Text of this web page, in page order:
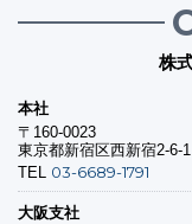
株
本社
〒160-0023
東京都新宿区西新宿2-6-
TEL 03-6689-1791
大阪支社